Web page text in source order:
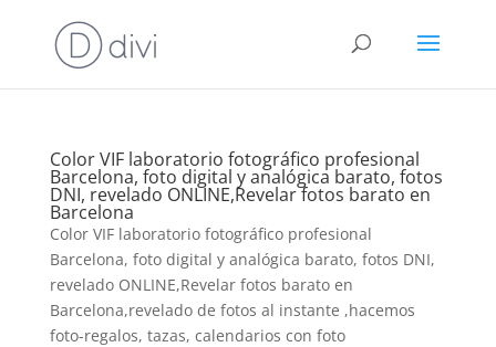
Color VIF laboratorio fotográfico profesional
Barcelona, foto digital y analógica barato, fotos
DNI, revelado ONLINE,Revelar fotos barato en
Barcelona
Color VIF laboratorio fotográfico profesional
Barcelona, foto digital y analógica barato, fotos DNI,
revelado ONLINE,Revelar fotos barato en
Barcelona,revelado de fotos al instante ,hacemos
foto-regalos, tazas, calendarios con foto